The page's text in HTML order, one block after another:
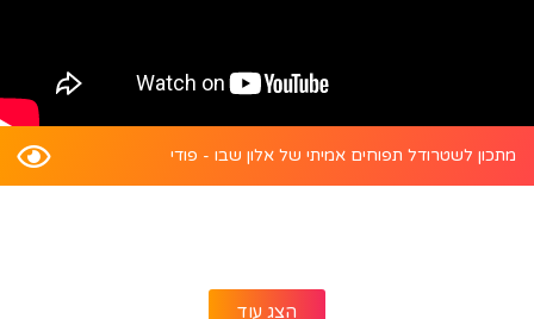
מתכון לשטרודל תפוחים אמיתי של אלון שבו - פודי
הצג עוד